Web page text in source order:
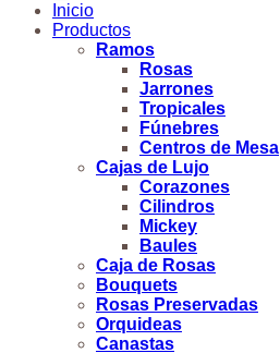
Inicio
Productos
Ramos
Rosas
Jarrones
Tropicales
Fúnebres
Centros de Mesa
Cajas de Lujo
Corazones
Cilindros
Mickey
Baules
Caja de Rosas
Bouquets
Rosas Preservadas
Orquideas
Canastas